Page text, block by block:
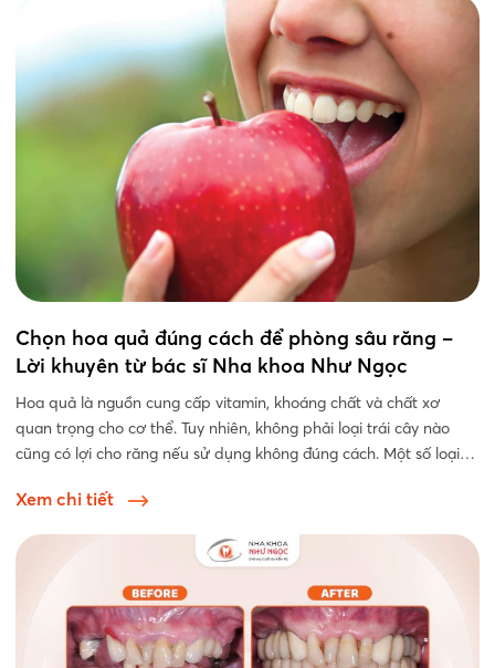
Chọn hoa quả đúng cách để phòng sâu răng –
Lời khuyên từ bác sĩ Nha khoa Như Ngọc
Hoa quả là nguồn cung cấp vitamin, khoáng chất và chất xơ
quan trọng cho cơ thể. Tuy nhiên, không phải loại trái cây nào
cũng có lợi cho răng nếu sử dụng không đúng cách. Một số loại
Xem chi tiết